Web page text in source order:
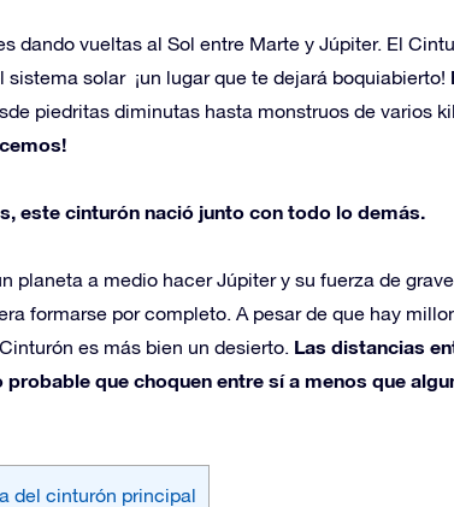
dando vueltas al Sol entre Marte y Júpiter. El
solar ¡un lugar que te dejará boquiabierto!
piedritas diminutas hasta monstruos de varios
este cinturón nació junto con todo lo demás.
planeta a medio hacer Júpiter y su fuerza de
formarse por completo. A pesar de que hay
es más bien un desierto. Las distancias
que choquen entre sí a menos que
del cinturón principal